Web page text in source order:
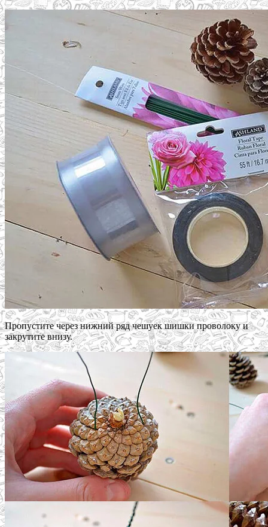
Пропустите через нижний ряд чешуек шишки проволоку и
закрутите внизу.